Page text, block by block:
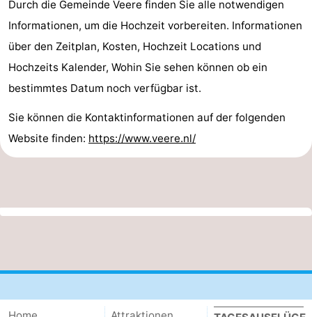
Durch die Gemeinde Veere finden Sie alle notwendigen
Informationen, um die Hochzeit vorbereiten. Informationen
über den Zeitplan, Kosten, Hochzeit Locations und
Hochzeits Kalender, Wohin Sie sehen können ob ein
bestimmtes Datum noch verfügbar ist.
Sie können die Kontaktinformationen auf der folgenden
Website finden: https://www.veere.nl/